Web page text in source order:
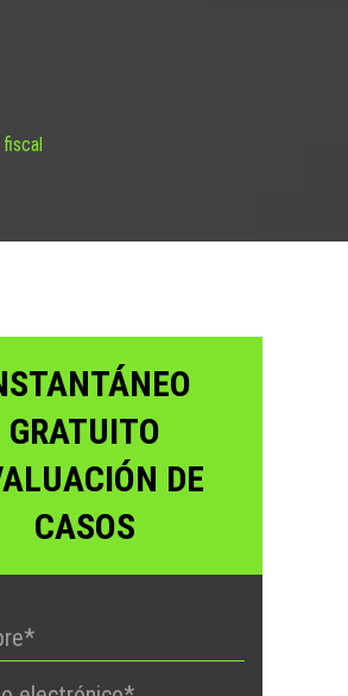
GRATUITO
DE
CASOS